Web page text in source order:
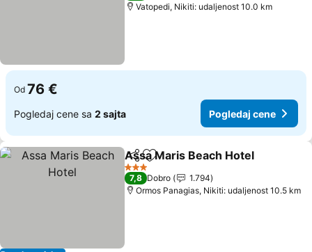
Vatopedi, Nikiti: udaljenost 10.0 km
Od 76 €
Pogledaj cene sa 2 sajta Pogledaj cene
Deli Dodati u favorite
Assa Maris Beach Hotel
3 Zvezdice
7,8 Dobro
1.794
Ormos Panagias, Nikiti: udaljenost 10.5 km